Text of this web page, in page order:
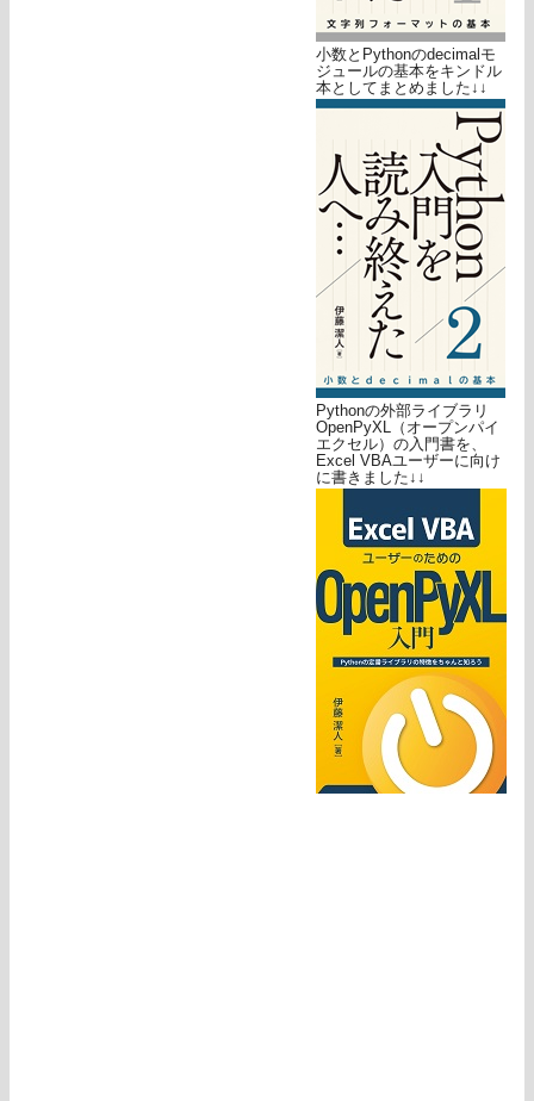
小数とPythonのdecimalモ
ジュールの基本をキンドル
本としてまとめました↓↓
Pythonの外部ライブラリ
OpenPyXL（オープンパイ
エクセル）の入門書を、
Excel VBAユーザーに向け
に書きました↓↓